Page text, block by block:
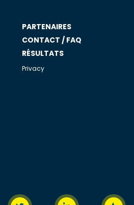
PARTENAIRES
CONTACT / FAQ
RÉSULTATS
Privacy